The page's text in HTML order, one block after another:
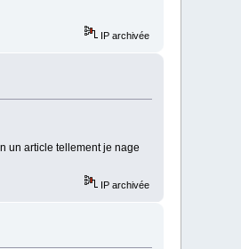
IP archivée
un article tellement je nage
IP archivée